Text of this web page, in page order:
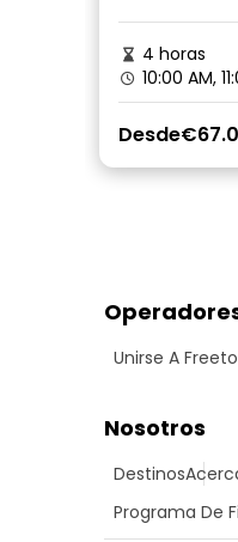
4 horas
10:00 AM,
Desde
Unirse A
Nosotros
Destinos
Programa De